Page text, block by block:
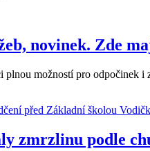
novinek. Zde
možností pro odpočinek
zmrzlinu podle